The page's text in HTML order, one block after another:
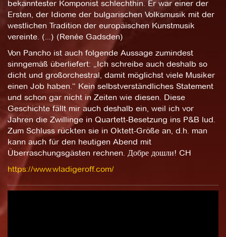
bekanntester Komponist schlechthin. Er war einer der
Ersten, der Idiome der bulgarischen Volksmusik mit der
westlichen Tradition der europäischen Kunstmusik
vereinte. (...) (Renée Gadsden)
Von Pancho ist auch folgende Aussage zumindest
sinngemäß überliefert: „Ich schreibe auch deshalb so
dicht und großorchestral, damit möglichst viele Musiker
einen Job haben.“ Kein selbstverständliches Statement
und schon gar nicht in Zeiten wie diesen. Diese
Geschichte fällt mir auch deshalb ein, weil ich vor
Jahren die Zwillinge in Quartett-Besetzung ins P&B lud.
Zum Schluss rückten sie in Oktett-Größe an, d.h. man
kann auch für den heutigen Abend mit
Überraschungsgästen rechnen. Добре дошли! CH
https://www.wladigeroff.com/